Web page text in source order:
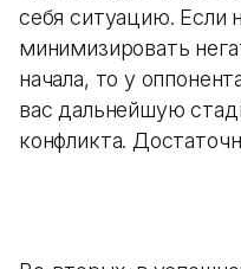
себя ситуацию. Если
минимизировать
начала, то у
вас дальнейшую
конфликта.